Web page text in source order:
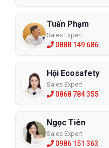
Tuấn Phạm
Sales Expert
0888 149 686
Hội Ecosafety
Sales Expert
0868 784 355
Ngọc Tiên
Sales Expert
0986 151 363